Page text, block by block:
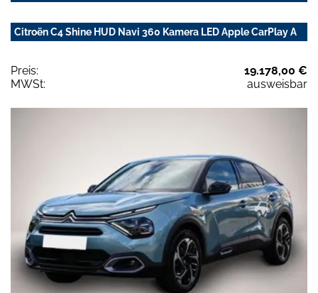
Citroën C4 Shine HUD Navi 360 Kamera LED Apple CarPlay A
Preis:
19.178,00 €
MWSt:
ausweisbar